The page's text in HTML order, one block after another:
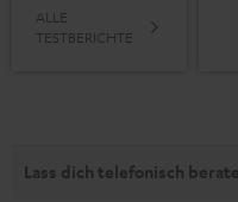
ALLE
TESTBERICHTE
Lass dich telefonisch